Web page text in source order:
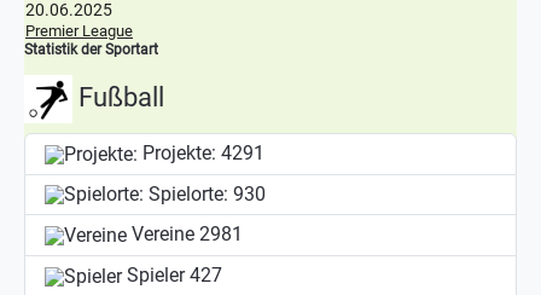
20.06.2025
Premier League
Statistik der Sportart
Fußball
Projekte: 4291
Spielorte: 930
Vereine 2981
Spieler427